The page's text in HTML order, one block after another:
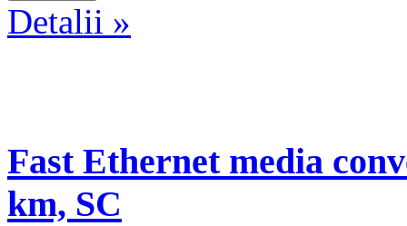
Detalii »
Fast Ethernet media
km, SC